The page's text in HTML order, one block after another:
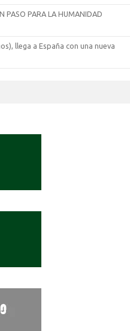
PARA LA HUMANIDAD
llega a España con una nueva